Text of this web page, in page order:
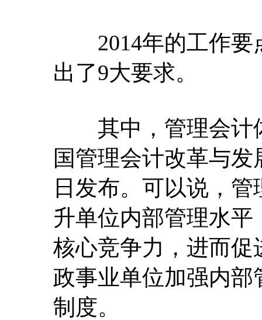
2014年的工作要
出了9大要求。
其中，管理会计
国管理会计改革与
日发布。可以说，
升单位内部管理水
核心竞争力，进而
政事业单位加强内
制度。